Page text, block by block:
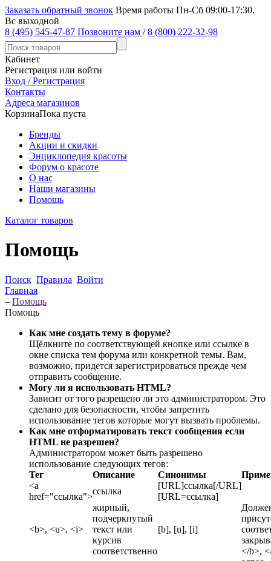
Заказать обратный звонок Время работы Пн-Сб 09:00-17:30.
Вс выходной
8 (495) 545-47-87 Позвоните нам / 8 (800) 222-32-98
Кабинет
Регистрация или войти
Вход / Регистрация
Контакты
Адреса магазинов
КорзинаПока пуста
Бренды
Акции и скидки
Энциклопедия красоты
Форум о красоте
О нас
Наши магазины
Помощь
Каталог товаров
Помощь
Поиск Правила Войти
Главная
– Помощь
Помощь
Как мне создать тему в форуме?
Щёлкните по соответствующей кнопке или ссылке в
окне списка тем форума или конкретной темы. Вам,
возможно, придется зарегистрироваться прежде чем
отправить сообщение.
Могу ли я использовать HTML?
Зависит от того разрешено ли это администратором. Это
сделано для безопасности, чтобы запретить
использование тегов которые могут вызвать проблемы.
Как мне отформатировать текст сообщения если
HTML не разрешен?
Администратором может быть разрешено
использование следующих тегов:
Тег
Описание Синонимы
<a
href="ссылка">
ссылка
[URL]ссылка[/URL]
[URL=ссылка]
<b>, <u>, <i>
жирный,
подчеркнутый
текст или
курсив
соответственно
[b], [u], [i]
</b>,